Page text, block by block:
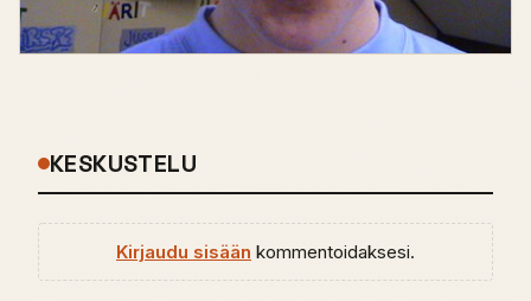
KESKUSTELU
Kirjaudu sisään kommentoidaksesi.